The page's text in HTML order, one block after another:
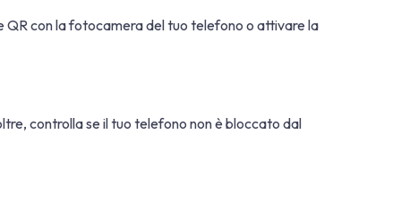
QR con la fotocamera del tuo telefono o attivare la
controlla se il tuo telefono non è bloccato dal